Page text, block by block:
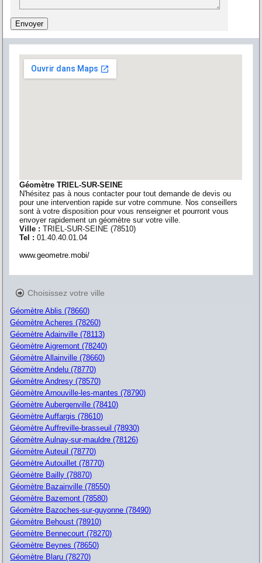
Géomètre TRIEL-SUR-SEINE
N'hésitez pas à nous contacter pour tout demande de devis ou
pour une intervention rapide sur votre commune. Nos conseillers
sont à votre disposition pour vous renseigner et pourront vous
envoyer rapidement un géomètre sur votre ville.
Ville :TRIEL-SUR-SEINE (78510)
Tel :01.40.40.01.04
www.geometre.mobi/
Choisissez votre ville
Géomètre Ablis (78660)
Géomètre Acheres (78260)
Géomètre Adainville (78113)
Géomètre Aigremont (78240)
Géomètre Allainville (78660)
Géomètre Andelu (78770)
Géomètre Andresy (78570)
Géomètre Arnouville-les-mantes (78790)
Géomètre Aubergenville (78410)
Géomètre Auffargis (78610)
Géomètre Auffreville-brasseuil (78930)
Géomètre Aulnay-sur-mauldre (78126)
Géomètre Auteuil (78770)
Géomètre Autouillet (78770)
Géomètre Bailly (78870)
Géomètre Bazainville (78550)
Géomètre Bazemont (78580)
Géomètre Bazoches-sur-guyonne (78490)
Géomètre Behoust (78910)
Géomètre Bennecourt (78270)
Géomètre Beynes (78650)
Géomètre Blaru (78270)